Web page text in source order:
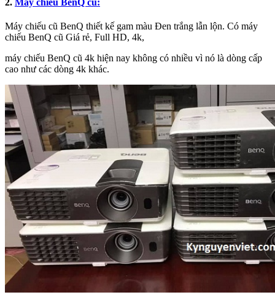
2. Máy chiếu BenQ cũ:
Máy chiếu cũ BenQ thiết kế gam màu Đen trắng lẫn lộn. Có máy
chiếu BenQ cũ Giá rẻ, Full HD, 4k,
máy chiếu BenQ cũ 4k hiện nay không có nhiều vì nó là dòng cấp
cao như các dòng 4k khác.